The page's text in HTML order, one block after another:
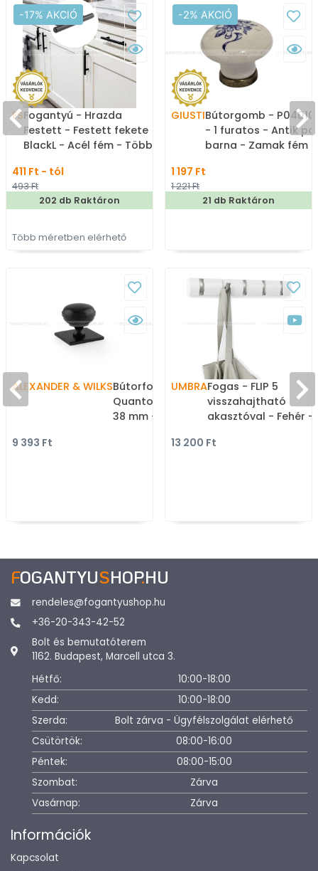
-17% AKCIÓ
FSFogantyú - Hrazda
Festett - Festett fekete
BlackL - Acél fém - Több
színes fém
bútorfogantyú
411 Ft - tól
493 Ft
202 db Raktáron
Több méretben elérhető
-2% AKCIÓ
GIUSTIBútorgomb -
- 1 furatos - Antik
barna - Zamak fém
kombinált antikolt
gombfogantyú
1 197 Ft
1 221 Ft
21 db Raktáron
ALEXANDER & WILKSBútorfogantyú -
Quantock 34 - furattáv
38 mm - fekete - Réz -
bútorgomb
9 393 Ft
UMBRAFogas - FLIP 5
visszahajtható
akasztóval - Fehér -
szerelhető fogassor,
13 200 Ft
FOGANTYUSHOP.HU
rendeles@fogantyushop.hu
+36-20-343-42-52
Bolt és bemutatóterem
1162. Budapest, Marcell utca 3.
Hétfő:
10:00-18:00
Kedd:
10:00-18:00
Szerda:
Bolt zárva - Ügyfélszolgálat elérhető
Csütörtök:
08:00-16:00
Péntek:
08:00-15:00
Szombat:
Zárva
Vasárnap:
Zárva
Információk
Kapcsolat